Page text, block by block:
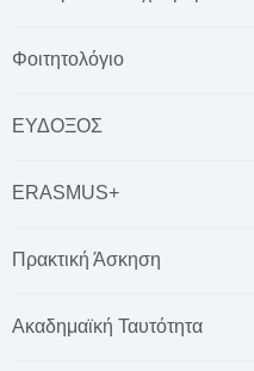
Φοιτητολόγιο
ΕΥΔΟΞΟΣ
ERASMUS+
Πρακτική Άσκηση
Ακαδημαϊκή Ταυτότητα